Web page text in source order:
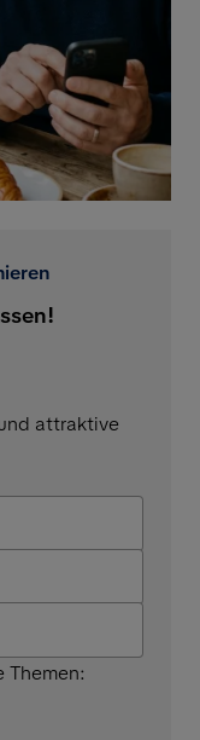
attraktive
Themen: